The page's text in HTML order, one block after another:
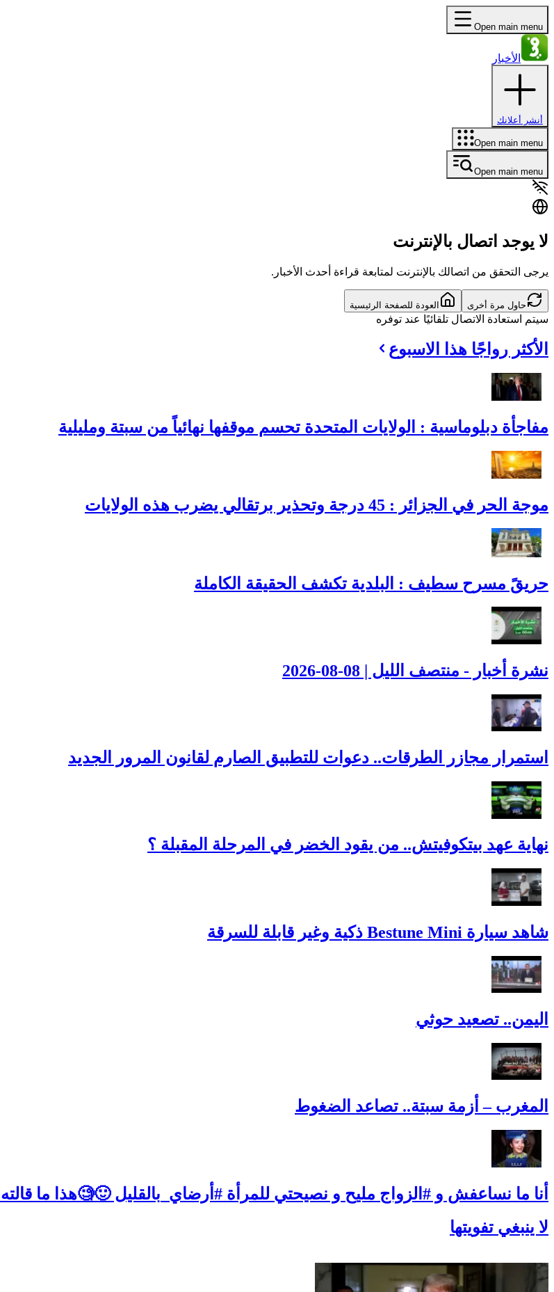
Open main menu
الأخبار
أنشر أعلانك
Open main menu
Open main menu
لا يوجد اتصال بالإنترنت
يرجى التحقق من اتصالك بالإنترنت لمتابعة قراءة أحدث الأخبار.
حاول مرة أخرى العودة للصفحة الرئيسية
سيتم استعادة الاتصال تلقائيًا عند توفره
الأكثر رواجًا هذا الاسبوع
مفاجأة دبلوماسية : الولايات المتحدة تحسم موقفها نهائياً من سبتة ومليلية
موجة الحر في الجزائر : 45 درجة وتحذير برتقالي يضرب هذه الولايات
حريقً مسرح سطيف : البلدية تكشف الحقيقة الكاملة
نشرة أخبار - منتصف الليل | 08-08-2026
استمرار مجازر الطرقات.. دعوات للتطبيق الصارم لقانون المرور الجديد
نهاية عهد بيتكوفيتش.. من يقود الخضر في المرحلة المقبلة ؟
شاهد سيارة Bestune Mini ذكية وغير قابلة للسرقة
اليمن.. تصعيد حوثي
المغرب – أزمة سبتة.. تصاعد الضغوط
أنا ما نساعفش و #الزواج مليح و نصيحتي للمرأة #أرضاي_بالقليل 🙂🧐هذا ما
لا ينبغي تفويتها